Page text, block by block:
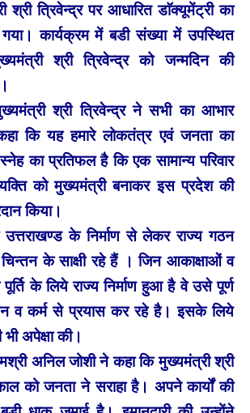
श्री त्रिवेन्द्र पर आधारित डाॅक्यूमेंट्री का
गया। कार्यक्रम में बडी संख्या में उपस्थित
श्री त्रिवेन्द्र को जन्मदिन की
श्री त्रिवेन्द्र ने सभी का आभार
कि यह हमारे लोकतंत्र एवं जनता का
का प्रतिफल है कि एक सामान्य परिवार
को मुख्यमंत्री बनाकर इस प्रदेश की
किया।
उत्तराखण्ड के निर्माण से लेकर राज्य गठन
के साक्षी रहे हैं । जिन आकाक्षाओं व
के लिये राज्य निर्माण हुआ है वे उसे पूर्ण
व कर्म से प्रयास कर रहे है। इसके लिये
अपेक्षा की।
अनिल जोशी ने कहा कि मुख्यमंत्री श्री
को जनता ने सराहा है। अपने कार्यों की